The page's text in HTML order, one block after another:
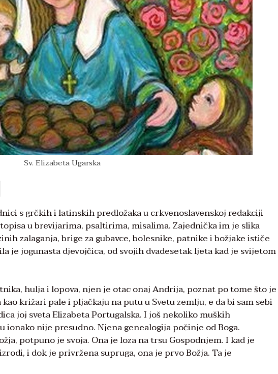
Sv. Elizabeta Ugarska
s grčkih i latinskih predložaka u crkvenoslavenskoj redakciji
u brevijarima, psaltirima, misalima. Zajednička im je slika
zalaganja, brige za gubavce, bolesnike, patnike i božjake ističe
je jogunasta djevojčica, od svojih dvadesetak ljeta kad je svijetom
hulja i lopova, njen je otac onaj Andrija, poznat po tome što je
križari pale i pljačkaju na putu u Svetu zemlju, e da bi sam sebi
joj sveta Elizabeta Portugalska. I još nekoliko muških
nije presudno. Njena genealogija počinje od Boga.
potpuno je svoja. Ona je loza na trsu Gospodnjem. I kad je
i dok je privržena supruga, ona je prvo Božja. Ta je